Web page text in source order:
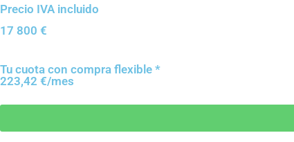
Precio IVA incluido
17 800 €
Tu cuota con compra flexible *
223,42 €/mes